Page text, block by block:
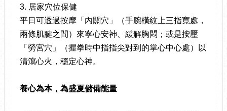
3. 居家穴位保健
平日可透過按摩「內關穴」（手腕橫紋上三指寬處，
兩條肌腱之間）來寧心安神、緩解胸悶；或是按壓
「勞宮穴」（握拳時中指指尖對到的掌心中心處）以
清瀉心火，穩定心神。
養心為本，為盛夏儲備能量